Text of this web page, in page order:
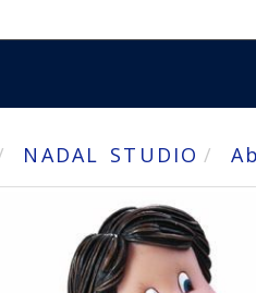
NADAL STUDIO